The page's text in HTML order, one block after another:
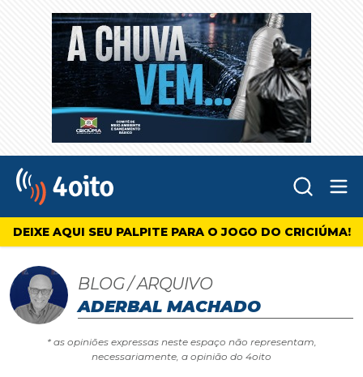
4oito
DEIXE AQUI SEU PALPITE PARA O JOGO DO CRICIÚMA!
BLOG / ARQUIVO
ADERBAL MACHADO
* as opiniões expressas neste espaço não representam,
necessariamente, a opinião do 4oito